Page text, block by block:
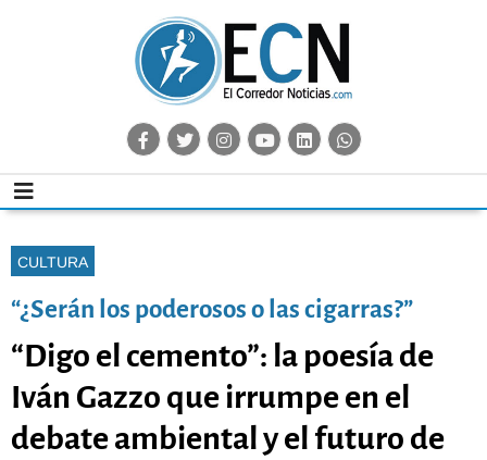
CULTURA
“¿Serán los poderosos o las cigarras?”
“Digo el cemento”: la poesía de
Iván Gazzo que irrumpe en el
debate ambiental y el futuro de